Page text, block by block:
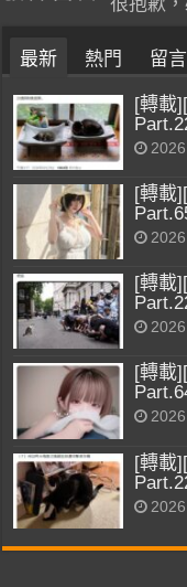
最新 熱門 留言
[轉載
[轉載
[轉載
[轉載
[轉載